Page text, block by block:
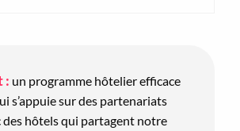
: un programme hôtelier efficace
s’appuie sur des partenariats
des hôtels qui partagent notre